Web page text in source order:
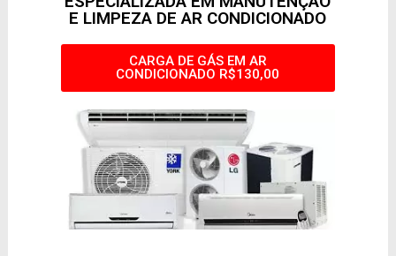
E LIMPEZA DE AR CONDICIONADO
CARGA DE GÁS EM AR
CONDICIONADO R$130,00